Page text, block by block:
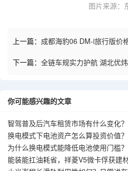
图片来源：
上一篇： 成都海豹06 DM-i旅行版价
下一篇： 全链车规实力护航 湖北优
你可能感兴趣的文章
智驾普及后汽车租赁市场有什么变化？
换电模式下电池资产怎么算投资价值？
为什么换电模式能降低电池使用门槛？
能装能扛油耗省，祥菱V5微卡俘获建